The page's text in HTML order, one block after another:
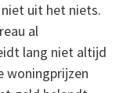
uit het niets.
al
lang niet altijd
woningprijzen